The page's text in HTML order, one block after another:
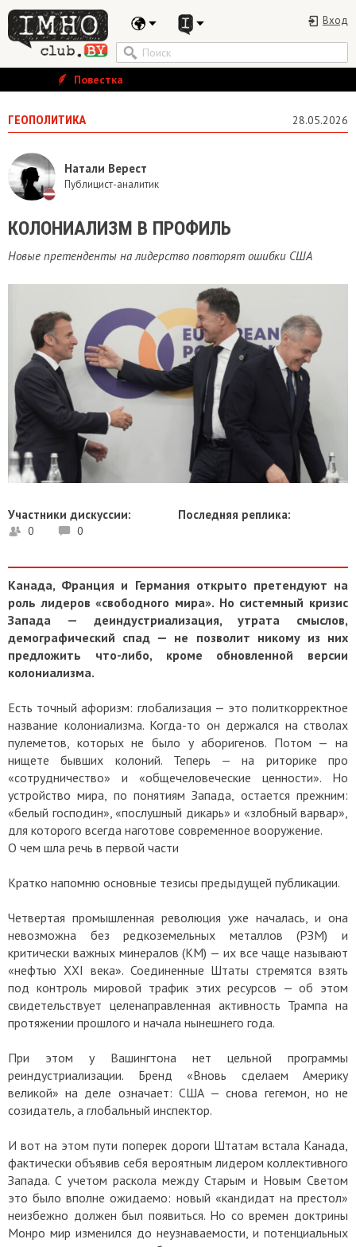
Вход
Повестка
ГЕОПОЛИТИКА 28.05.2026
Натали Верест
Публицист-аналитик
​КОЛОНИАЛИЗМ В ПРОФИЛЬ
Новые претенденты на лидерство повторят ошибки США
Участники дискуссии:
0 0
Последняя реплика:
Канада, Франция и Германия открыто претендуют на
роль лидеров «свободного мира». Но системный кризис
Запада — деиндустриализация, утрата смыслов,
демографический спад — не позволит никому из них
предложить что-либо, кроме обновленной версии
колониализма.
Есть точный афоризм: глобализация — это политкорректное
название колониализма. Когда-то он держался на стволах
пулеметов, которых не было у аборигенов. Потом — на
нищете бывших колоний. Теперь — на риторике про
«сотрудничество» и «общечеловеческие ценности». Но
устройство мира, по понятиям Запада, остается прежним:
«белый господин», «послушный дикарь» и «злобный варвар»,
для которого всегда наготове современное вооружение.
О чем шла речь в первой части
Кратко напомню основные тезисы предыдущей публикации.
Четвертая промышленная революция уже началась, и она
невозможна без редкоземельных металлов (РЗМ) и
критически важных минералов (КМ) — их все чаще называют
«нефтью XXI века». Соединенные Штаты стремятся взять
под контроль мировой трафик этих ресурсов — об этом
свидетельствует целенаправленная активность Трампа на
протяжении прошлого и начала нынешнего года.
При этом у Вашингтона нет цельной программы
реиндустриализации. Бренд «Вновь сделаем Америку
великой» на деле означает: США — снова гегемон, но не
созидатель, а глобальный инспектор.
И вот на этом пути поперек дороги Штатам встала Канада,
фактически объявив себя вероятным лидером коллективного
Запада. С учетом раскола между Старым и Новым Светом
это было вполне ожидаемо: новый «кандидат на престол»
неизбежно должен был появиться. Но со времен доктрины
Монро мир изменился до неузнаваемости, и потенциальных